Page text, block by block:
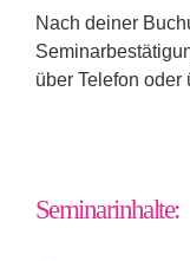
Seminarinhalte:
Nach deiner
über Telefon oder